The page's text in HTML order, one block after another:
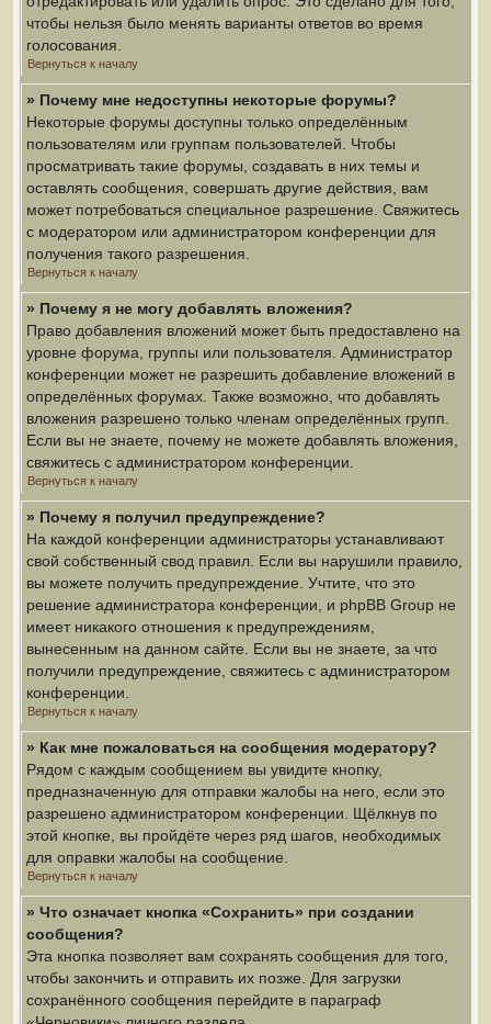
чтобы нельзя было менять варианты ответов во время
голосования.
Вернуться к началу
» Почему мне недоступны некоторые форумы?
Некоторые форумы доступны только определённым
пользователям или группам пользователей. Чтобы
просматривать такие форумы, создавать в них темы и
оставлять сообщения, совершать другие действия, вам
может потребоваться специальное разрешение. Свяжитесь
с модератором или администратором конференции для
получения такого разрешения.
Вернуться к началу
» Почему я не могу добавлять вложения?
Право добавления вложений может быть предоставлено на
уровне форума, группы или пользователя. Администратор
конференции может не разрешить добавление вложений в
определённых форумах. Также возможно, что добавлять
вложения разрешено только членам определённых групп.
Если вы не знаете, почему не можете добавлять вложения,
свяжитесь с администратором конференции.
Вернуться к началу
» Почему я получил предупреждение?
На каждой конференции администраторы устанавливают
свой собственный свод правил. Если вы нарушили правило,
вы можете получить предупреждение. Учтите, что это
решение администратора конференции, и phpBB Group не
имеет никакого отношения к предупреждениям,
вынесенным на данном сайте. Если вы не знаете, за что
получили предупреждение, свяжитесь с администратором
конференции.
Вернуться к началу
» Как мне пожаловаться на сообщения модератору?
Рядом с каждым сообщением вы увидите кнопку,
предназначенную для отправки жалобы на него, если это
разрешено администратором конференции. Щёлкнув по
этой кнопке, вы пройдёте через ряд шагов, необходимых
для оправки жалобы на сообщение.
Вернуться к началу
» Что означает кнопка «Сохранить» при создании
сообщения?
Эта кнопка позволяет вам сохранять сообщения для того,
чтобы закончить и отправить их позже. Для загрузки
сохранённого сообщения перейдите в параграф